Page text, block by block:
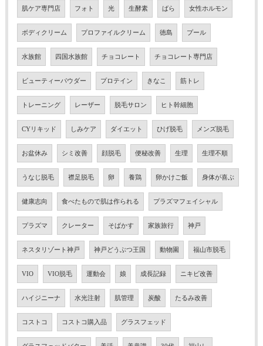
肌ケア専門店 フォト 光 生酵素 ばら 女性ホルモン
ボディクリーム プロファイルクリーム 徳島 プール
水族館 四国水族館 チョコレート チョコレート専門店
ビューティーパウダー プロテイン きなこ 筋トレ
トレーニング レーザー 脱毛サロン ヒト幹細胞
CYリキッド しみケア ダイエット ひげ脱毛 メンズ脱毛
お盆休み シミ改善 顔脱毛 便秘改善 生理 生理不順
うなじ脱毛 襟足脱毛 卵 養鶏 卵かけご飯 身体が喜ぶ
健康志向 食べたもので肌は作られる プラズマフェイシャル
プラズマ クレーター そばかす 家族旅行 神戸
ネスタリゾート神戸 神戸どうぶつ王国 動物園 福山市脱毛
VIO VIO脱毛 運動会 娘 成長記録 ニキビ改善
ハイジニーナ 水光注射 肌管理 炭酸 たるみ改善
コストコ コストコ購入品 グラスフェッド